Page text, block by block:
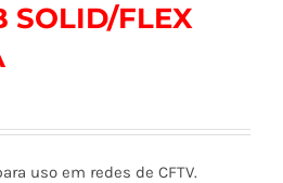
SOLID/FLEX
uso em redes de CFTV.